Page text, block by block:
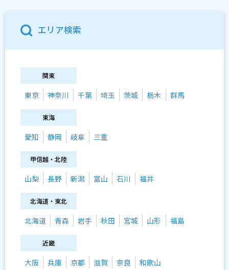
エリア検索
関東
東京 神奈川 千葉 埼玉 茨城 栃木 群馬
東海
愛知 静岡 岐阜 三重
甲信越・北陸
山梨 長野 新潟 富山 石川 福井
北海道・東北
北海道 青森 岩手 秋田 宮城 山形 福島
近畿
大阪 兵庫 京都 滋賀 奈良 和歌山